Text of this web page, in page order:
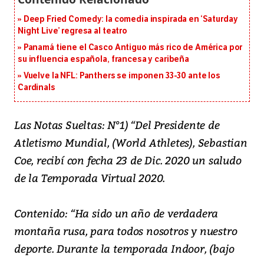
Deep Fried Comedy: la comedia inspirada en ‘Saturday
Night Live’ regresa al teatro
Panamá tiene el Casco Antiguo más rico de América por
su influencia española, francesa y caribeña
Vuelve la NFL: Panthers se imponen 33-30 ante los
Cardinals
Las Notas Sueltas: N°1) “Del Presidente de
Atletismo Mundial, (World Athletes), Sebastian
Coe, recibí con fecha 23 de Dic. 2020 un saludo
de la Temporada Virtual 2020.
Contenido: “Ha sido un año de verdadera
montaña rusa, para todos nosotros y nuestro
deporte. Durante la temporada Indoor, (bajo